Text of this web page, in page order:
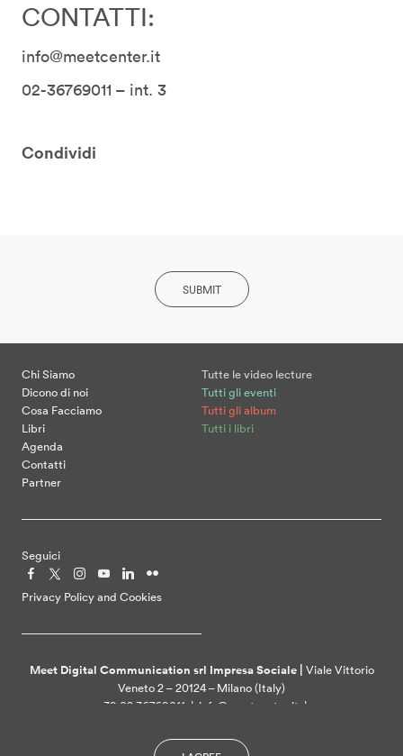
CONTATTI:
info@meetcenter.it
02-36769011 – int. 3
Condividi
SUBMIT
Chi Siamo
Dicono di noi
Cosa Facciamo
Libri
Agenda
Contatti
Partner
Tutte le video lecture
Tutti gli eventi
Tutti gli album
Tutti i libri
Seguici
Privacy Policy and Cookies
Meet Digital Communication srl Impresa Sociale | Viale Vittorio
Veneto 2 – 20124 – Milano (Italy)
+39 02 36769011 | info@meetcenter.it |